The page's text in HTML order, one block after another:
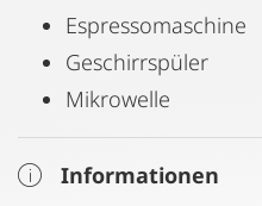
Espressomaschine
Geschirrspüler
Mikrowelle
Informationen